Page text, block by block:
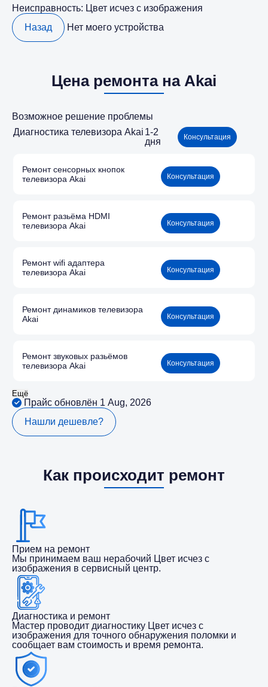
Неисправность: Цвет исчез с изображения
Назад
Нет моего устройства
Цена ремонта на Akai
Возможное решение проблемы
Диагностика телевизора Akai 1-2
дня
Консультация
Ремонт сенсорных кнопок
телевизора Akai
Консультация
Ремонт разьёма HDMI
телевизора Akai
Консультация
Ремонт wifi адаптера
телевизора Akai
Консультация
Ремонт динамиков телевизора
Akai
Консультация
Ремонт звуковых разьёмов
телевизора Akai
Консультация
Ещё
Прайс обновлён 1 Aug, 2026
Нашли дешевле?
Как происходит ремонт
Прием на ремонт
Мы принимаем ваш нерабочий Цвет исчез с
изображения в сервисный центр.
Диагностика и ремонт
Мастер проводит диагностику Цвет исчез с
изображения для точного обнаружения поломки и
сообщает вам стоимость и время ремонта.